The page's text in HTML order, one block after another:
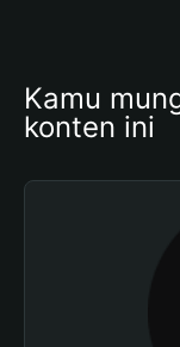
Kamu
konten ini